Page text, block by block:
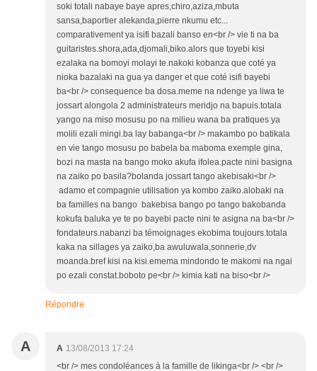
soki totali nabaye baye apres,chiro,aziza,mbuta
sansa,baportier alekanda,pierre nkumu etc...
comparativement ya isifi bazali banso en<br /> vie ti na ba
guitaristes.shora,ada,djomali,biko.alors que toyebi kisi
ezalaka na bomoyi molayi te.nakoki kobanza que coté ya
nioka bazalaki na gua ya danger et que coté isifi bayebi
ba<br /> consequence ba dosa.meme na ndenge ya liwa te
jossart alongola 2 administrateurs meridjo na bapuis.totala
yango na miso mosusu po na milieu wana ba pratiques ya
molili ezali mingi.ba lay babanga<br /> makambo po batikala
en vie tango mosusu po babela ba maboma exemple gina,
bozi na masta na bango moko akufa ifolea.pacte nini basigna
na zaiko po basila?bolanda jossart tango akebisaki<br />
adamo et compagnie utilisation ya kombo zaiko.alobaki na
ba familles na bango bakebisa bango po tango bakobanda
kokufa baluka ye te po bayebi pacte nini te asigna na ba<br />
fondateurs.nabanzi ba témoignages ekobima toujours.totala
kaka na sillages ya zaiko,ba awuluwala,sonnerie,dv
moanda.bref kisi na kisi.emema mindondo te makomi na ngai
po ezali constat.boboto pe<br /> kimia kati na biso<br />
Répondre
A A 13/08/2013 17:24
<br /> mes condoléances à la famille de likinga<br /> <br />